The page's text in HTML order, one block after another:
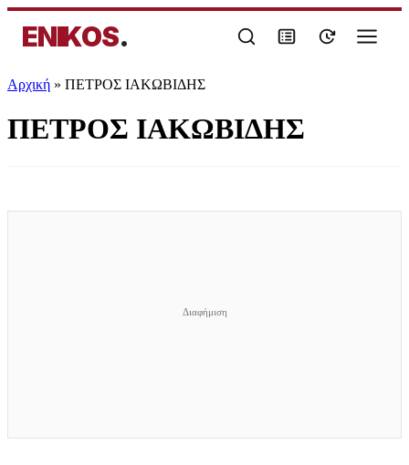
ENIKOS.
Αρχική » ΠΕΤΡΟΣ ΙΑΚΩΒΙΔΗΣ
ΠΕΤΡΟΣ ΙΑΚΩΒΙΔΗΣ